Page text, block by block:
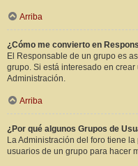
Arriba
¿Cómo me convierto en
El Responsable de un grupo es
grupo. Si está interesado en
Administración.
Arriba
¿Por qué algunos Grupos de
La Administración del foro tiene
usuarios de un grupo para hacer